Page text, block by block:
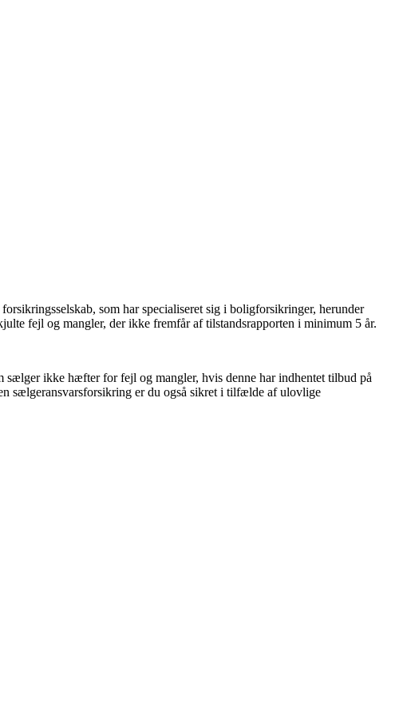
som har specialiseret sig i boligforsikringer, herunder
fejl og mangler, der ikke fremfår af tilstandsrapporten i minimum 5 år.
ikke hæfter for fejl og mangler, hvis denne har indhentet tilbud på
sælgeransvarsforsikring er du også sikret i tilfælde af ulovlige